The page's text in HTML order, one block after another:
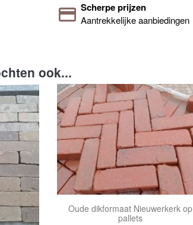
Scherpe prijzen
Aantrekkelijke aanbiedingen
ook...
Oude dikformaat Nieuwerkerk op
pallets